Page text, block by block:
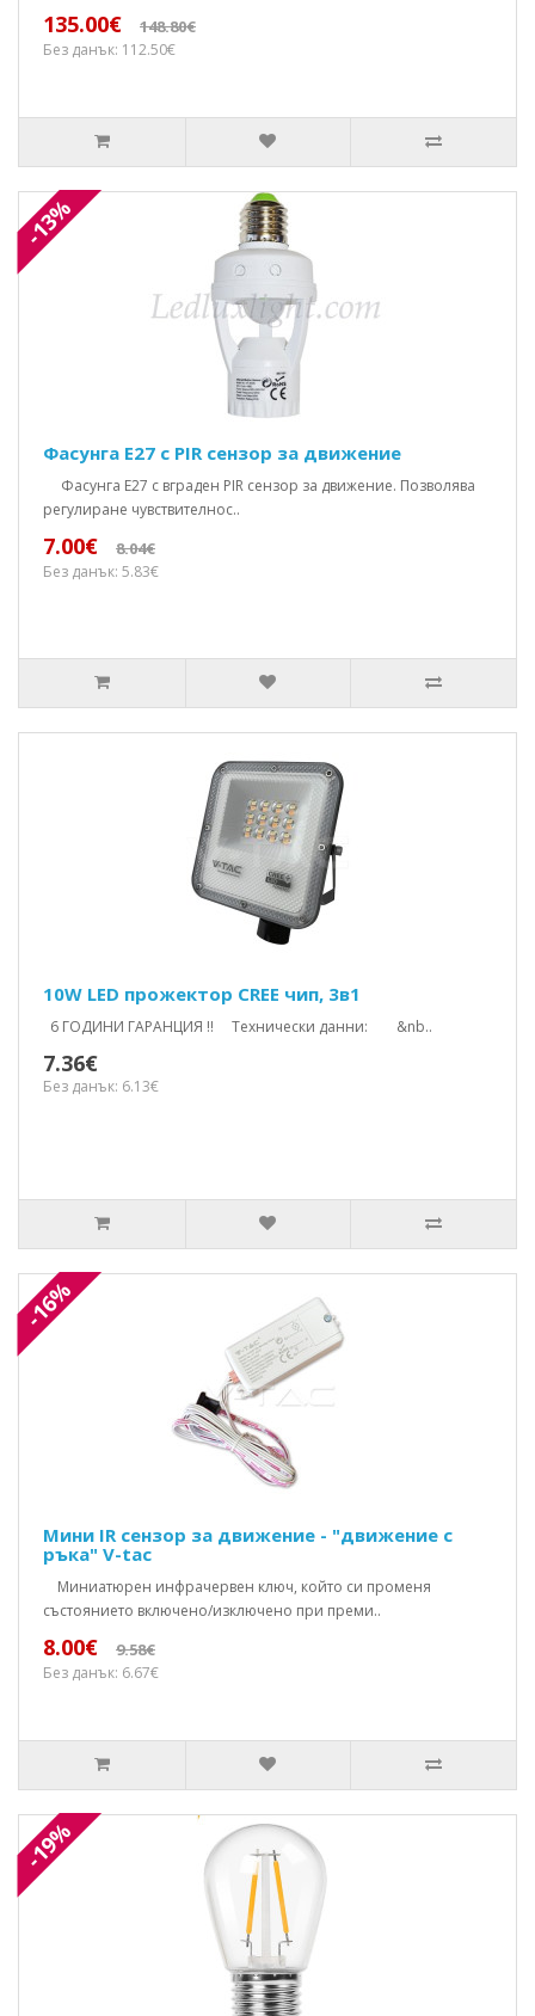
135.00€ 148.80€
Без данък: 112.50€
-13%
Фасунга Е27 с PIR сензор за движение
Фасунга E27 с вграден PIR сензор за движение. Позволява
регулиране чувствителнос..
7.00€ 8.04€
Без данък: 5.83€
10W LED прожектор CREE чип, 3в1
6 ГОДИНИ ГАРАНЦИЯ !! Технически данни: &nb..
7.36€
Без данък: 6.13€
-16%
Мини IR сензор за движение - "движение с
ръка" V-tac
Mиниатюрен инфрачервен ключ, който си променя
състоянието включено/изключено при преми..
8.00€ 9.58€
Без данък: 6.67€
-19%